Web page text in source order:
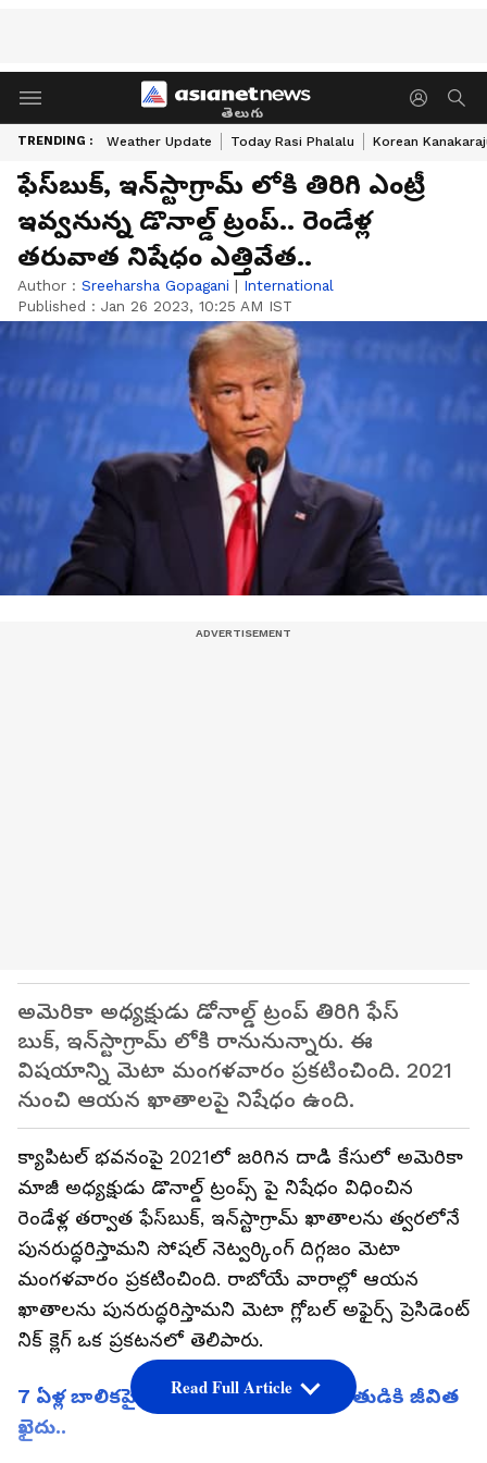
తెలుగు
TRENDING : Weather Update Today Rasi Phalalu Korean
ఫేస్‌బుక్, ఇన్‌స్టాగ్రామ్‌ లోకి తిరిగి ఎంట్రీ
ఇవ్వనున్న డొనాల్డ్ ట్రంప్‌.. రెండేళ్ల
తరువాత నిషేధం ఎత్తివేత..
Author : Sreeharsha Gopagani | International
Published : Jan 26 2023, 10:25 AM IST
అమెరికా అధ్యక్షుడు డోనాల్డ్ ట్రంప్ తిరిగి ఫేస్
బుక్, ఇన్‌స్టాగ్రామ్‌ లోకి రానునున్నారు. ఈ
విషయాన్ని మెటా మంగళవారం ప్రకటించింది. 2021
నుంచి ఆయన ఖాతాలపై నిషేధం ఉంది.
క్యాపిటల్ భవనంపై 2021లో జరిగిన దాడి కేసులో అమెరికా
మాజీ అధ్యక్షుడు డొనాల్డ్ ట్రంప్స్ పై నిషేధం విధించిన
రెండేళ్ల తర్వాత ఫేస్‌బుక్, ఇన్‌స్టాగ్రామ్‌ ఖాతాలను త్వరలోనే
పునరుద్ధరిస్తామని సోషల్ నెట్వర్కింగ్ దిగ్గజం మెటా
మంగళవారం ప్రకటించింది. రాబోయే వారాల్లో ఆయన
ఖాతాలను పునరుద్ధరిస్తామని మెటా గ్లోబల్ అఫైర్స్ ప్రెసిడెంట్
నిక్ క్లెగ్ ఒక ప్రకటనలో తెలిపారు.
7 ఏళ్ల బాలికపై అత్యాచారం కేసులో నిందితుడికి జీవిత
ఖైదు..
Read Full Article